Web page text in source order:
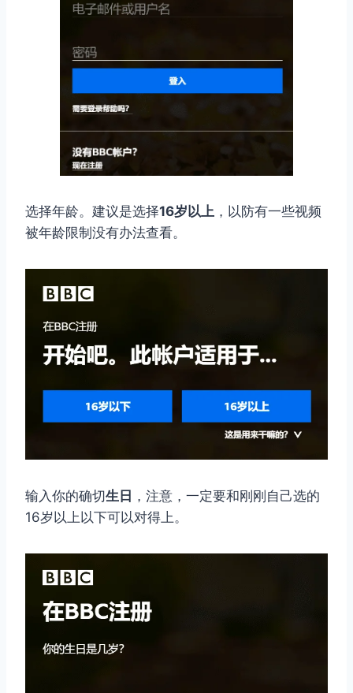
选择年龄。建议是选择16岁以上 ，以防有一些视频
被年龄限制没有办法查看。
输入你的确切生日 ，注意，一定要和刚刚自己选的
16岁以上以下可以对得上。